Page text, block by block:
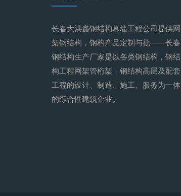
长春大洪鑫钢结构幕墙工程公司提供网
架钢结构，钢构产品定制与批——长春
钢结构生产厂家是以各类钢结构，钢结
构工程网架管桁架，钢结构高层及配套
工程的设计、制造、施工、服务为一体
的综合性建筑企业。